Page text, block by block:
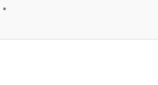
*